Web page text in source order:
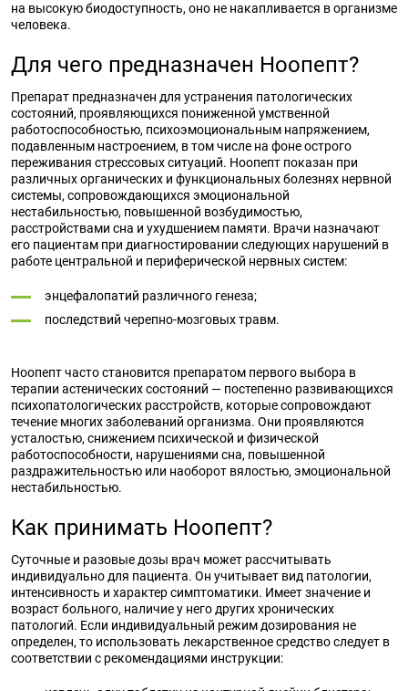
на высокую биодоступность, оно не накапливается в организме
человека.
Для чего предназначен Ноопепт?
Препарат предназначен для устранения патологических
состояний, проявляющихся пониженной умственной
работоспособностью, психоэмоциональным напряжением,
подавленным настроением, в том числе на фоне острого
переживания стрессовых ситуаций. Ноопепт показан при
различных органических и функциональных болезнях нервной
системы, сопровождающихся эмоциональной
нестабильностью, повышенной возбудимостью,
расстройствами сна и ухудшением памяти. Врачи назначают
его пациентам при диагностировании следующих нарушений в
работе центральной и периферической нервных систем:
энцефалопатий различного генеза;
последствий черепно-мозговых травм.
Ноопепт часто становится препаратом первого выбора в
терапии астенических состояний — постепенно развивающихся
психопатологических расстройств, которые сопровождают
течение многих заболеваний организма. Они проявляются
усталостью, снижением психической и физической
работоспособности, нарушениями сна, повышенной
раздражительностью или наоборот вялостью, эмоциональной
нестабильностью.
Как принимать Ноопепт?
Суточные и разовые дозы врач может рассчитывать
индивидуально для пациента. Он учитывает вид патологии,
интенсивность и характер симптоматики. Имеет значение и
возраст больного, наличие у него других хронических
патологий. Если индивидуальный режим дозирования не
определен, то использовать лекарственное средство следует в
соответствии с рекомендациями инструкции: